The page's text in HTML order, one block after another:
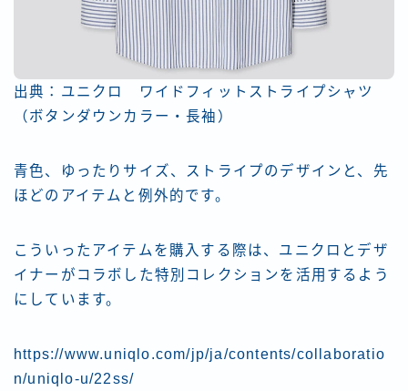
出典：ユニクロ ワイドフィットストライプシャツ
（ボタンダウンカラー・長袖）
青色、ゆったりサイズ、ストライプのデザインと、先
ほどのアイテムと例外的です。
こういったアイテムを購入する際は、 ユニクロとデザ
イナーがコラボした特別コレクションを活用するよう
にしています。
https://www.uniqlo.com/jp/ja/contents/collaboratio
n/uniqlo-u/22ss/